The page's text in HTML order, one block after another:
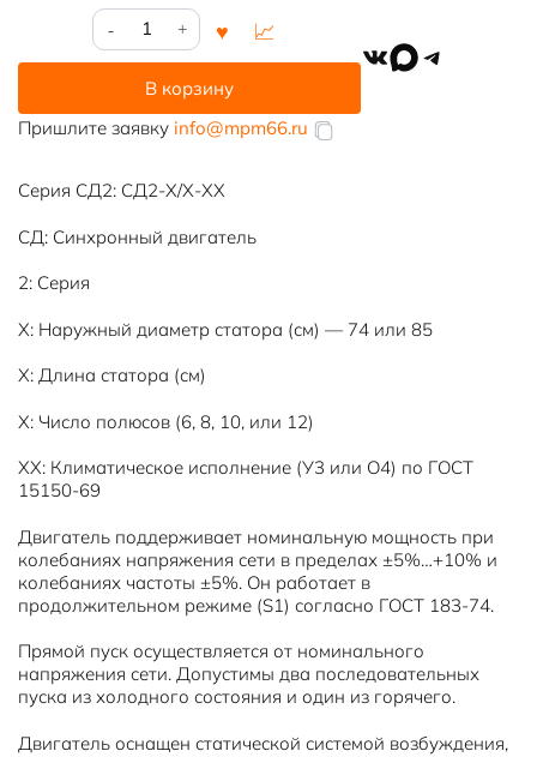
Количество
товара
10
В корзину
VKMAXTelegram
Пришлите заявку info@mpm66.ru
Серия СД2: СД2-Х/Х-ХХ
СД: Синхронный двигатель
2: Серия
Х: Наружный диаметр статора (см) — 74 или 85
Х: Длина статора (см)
Х: Число полюсов (6, 8, 10, или 12)
ХХ: Климатическое исполнение (У3 или О4) по ГОСТ
15150-69
Двигатель поддерживает номинальную мощность при
колебаниях напряжения сети в пределах ±5%…+10% и
колебаниях частоты ±5%. Он работает в
продолжительном режиме (S1) согласно ГОСТ 183-74.
Прямой пуск осуществляется от номинального
напряжения сети. Допустимы два последовательных
пуска из холодного состояния и один из горячего.
Двигатель оснащен статической системой возбуждения,